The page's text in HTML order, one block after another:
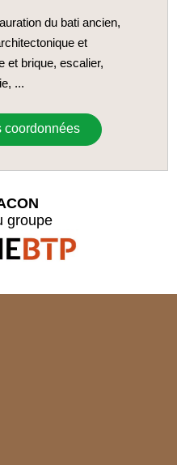
du bati ancien,
et
et brique, escalier,
...
coordonnées
groupe